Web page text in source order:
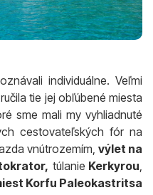
individuálne. Veľmi
tie jej obľúbené miesta
sme mali my vyhliadnuté
cestovateľských fór na
vnútrozemím, výlet na
túlanie Kerkyrou
Korfu Paleokastritsa